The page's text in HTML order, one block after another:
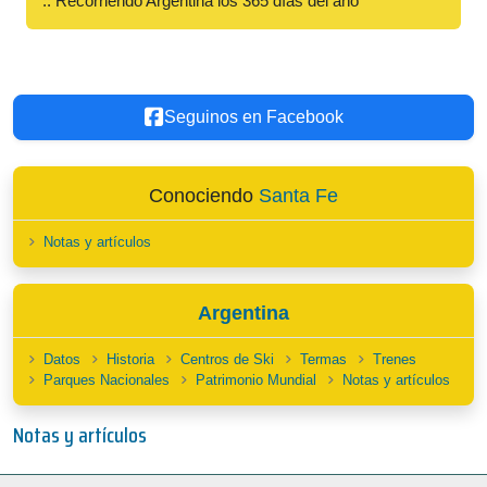
Seguinos en Facebook
Conociendo Santa Fe
Notas y artículos
Argentina
Datos Historia Centros de Ski Termas
Trenes
Parques Nacionales
Patrimonio Mundial Notas y artículos
Notas y artículos